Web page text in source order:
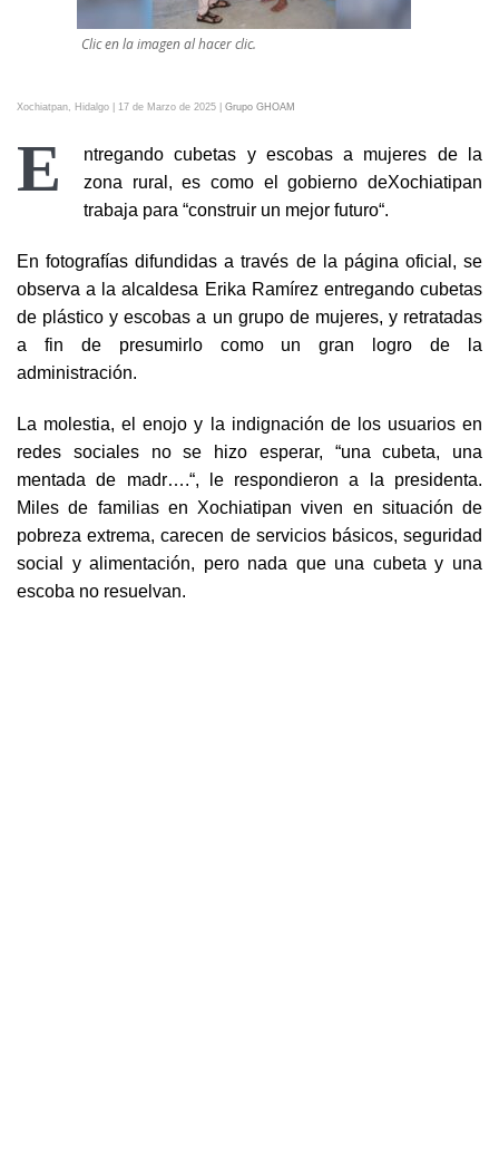
Clic en la imagen al hacer clic.
Xochiatpan, Hidalgo | 17 de Marzo de 2025 | Grupo GHOAM
E
ntregando cubetas y escobas a mujeres de la
zona rural, es como el gobierno deXochiatipan
trabaja para “construir un mejor futuro“.
En fotografías difundidas a través de la página oficial, se
observa a la alcaldesa Erika Ramírez entregando cubetas
de plástico y escobas a un grupo de mujeres, y retratadas
a fin de presumirlo como un gran logro de la
administración.
La molestia, el enojo y la indignación de los usuarios en
redes sociales no se hizo esperar, “una cubeta, una
mentada de madr….“, le respondieron a la presidenta.
Miles de familias en Xochiatipan viven en situación de
pobreza extrema, carecen de servicios básicos, seguridad
social y alimentación, pero nada que una cubeta y una
escoba no resuelvan.